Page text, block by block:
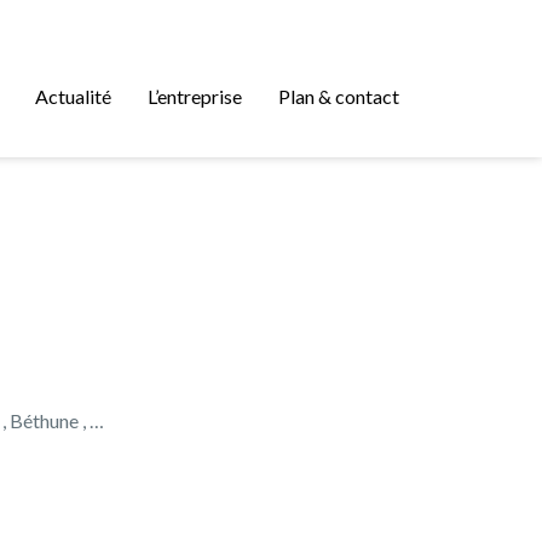
Actualité L’entreprise Plan & contact
Béthune , …